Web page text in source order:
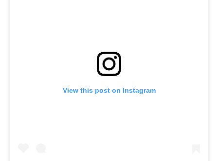
View this post on Instagram